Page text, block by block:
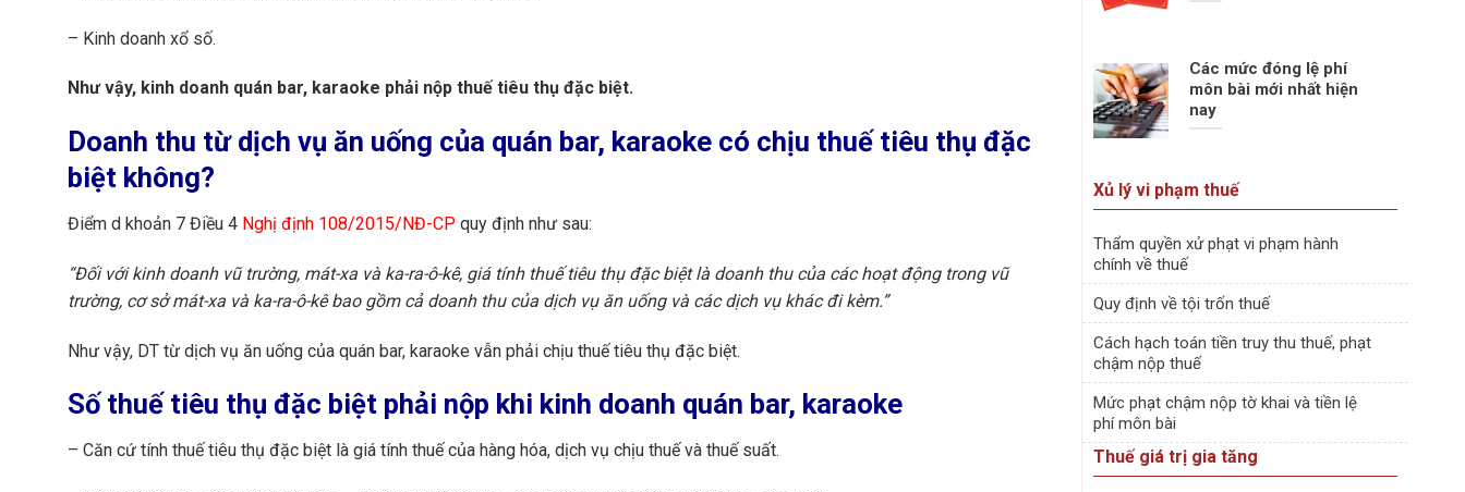
– Kinh doanh xổ số.
Như vậy, kinh doanh quán bar, karaoke phải nộp thuế tiêu thụ đặc biệt.
Doanh thu từ dịch vụ ăn uống của quán bar, karaoke có chịu thuế tiêu thụ đặc
biệt không?
Điểm d khoản 7 Điều 4 Nghị định 108/2015/NĐ-CP quy định như sau:
“Đối với kinh doanh vũ trường, mát-xa và ka-ra-ô-kê, giá tính thuế tiêu thụ đặc biệt là doanh thu của các hoạt động trong vũ
trường, cơ sở mát-xa và ka-ra-ô-kê bao gồm cả doanh thu của dịch vụ ăn uống và các dịch vụ khác đi kèm.”
Như vậy, DT từ dịch vụ ăn uống của quán bar, karaoke vẫn phải chịu thuế tiêu thụ đặc biệt.
Số thuế tiêu thụ đặc biệt phải nộp khi kinh doanh quán bar, karaoke
– Căn cứ tính thuế tiêu thụ đặc biệt là giá tính thuế của hàng hóa, dịch vụ chịu thuế và thuế suất.
Các mức đóng lệ phí
môn bài mới nhất hiện
nay
Xủ lý vi phạm thuế
Thẩm quyền xử phạt vi phạm hành
chính về thuế
Quy định về tội trốn thuế
Cách hạch toán tiền truy thu thuế, phạt
chậm nộp thuế
Mức phạt chậm nộp tờ khai và tiền lệ
phí môn bài
Thuế giá trị gia tăng